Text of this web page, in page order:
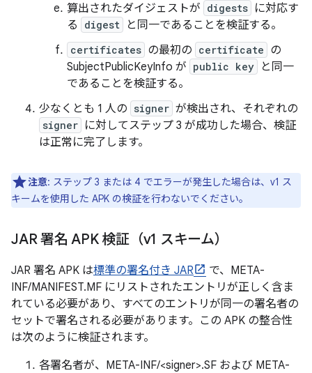
算出されたダイジェストが digests に対応す
る
digest と同一であることを検証する。
certificates の最初の certificate の
SubjectPublicKeyInfo が public key
と同一
であることを検証する。
少なくとも 1 人の signer が検出され、それぞれの
signer に対してステップ 3 が成功した場合、検証
は正常に完了します。
注意: ステップ 3 または 4 でエラーが発生した場合は、v1 ス
キームを使用した APK の検証を行わないでください。
JAR 署名 APK 検証（v1 スキーム）
JAR 署名 APK は標準の署名付き JAR
で、META-
INF/MANIFEST.MF にリストされたエントリが正しく含ま
れている必要があり、すべてのエントリが同一の署名者の
セットで署名される必要があります。この APK の整合性
は次のように検証されます。
各署名者が、META-INF/<signer>.SF および META-